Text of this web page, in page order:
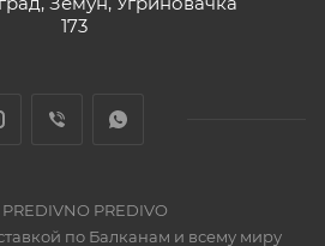
173
PREDIVO
по Балканам и всему миру